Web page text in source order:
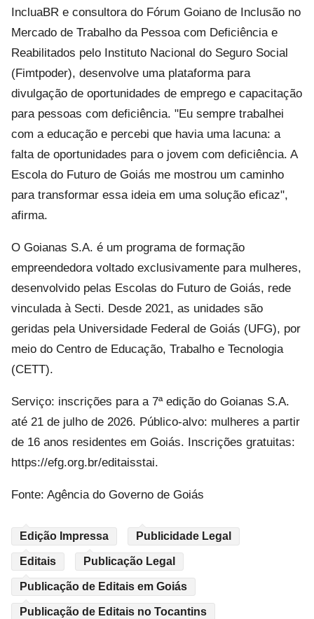
IncluaBR e consultora do Fórum Goiano de Inclusão no
Mercado de Trabalho da Pessoa com Deficiência e
Reabilitados pelo Instituto Nacional do Seguro Social
(Fimtpoder), desenvolve uma plataforma para
divulgação de oportunidades de emprego e capacitação
para pessoas com deficiência. "Eu sempre trabalhei
com a educação e percebi que havia uma lacuna: a
falta de oportunidades para o jovem com deficiência. A
Escola do Futuro de Goiás me mostrou um caminho
para transformar essa ideia em uma solução eficaz",
afirma.
O Goianas S.A. é um programa de formação
empreendedora voltado exclusivamente para mulheres,
desenvolvido pelas Escolas do Futuro de Goiás, rede
vinculada à Secti. Desde 2021, as unidades são
geridas pela Universidade Federal de Goiás (UFG), por
meio do Centro de Educação, Trabalho e Tecnologia
(CETT).
Serviço: inscrições para a 7ª edição do Goianas S.A.
até 21 de julho de 2026. Público-alvo: mulheres a partir
de 16 anos residentes em Goiás. Inscrições gratuitas:
https://efg.org.br/editaisstai.
Fonte: Agência do Governo de Goiás
Edição Impressa Publicidade Legal
Editais Publicação Legal
Publicação de Editais em Goiás
Publicação de Editais no Tocantins